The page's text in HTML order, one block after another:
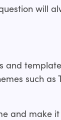
will
and
such as
and make it